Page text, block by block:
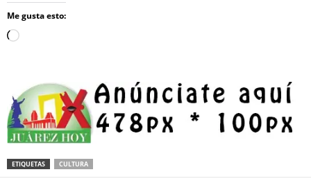
Me gusta esto:
Loading…
ETIQUETAS CULTURA